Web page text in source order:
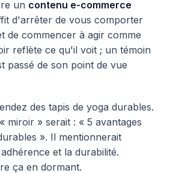
un contenu e-commerce
d'arrêter de vous comporter
de commencer à agir comme
reflète ce qu'il voit ; un témoin
passé de son point de vue
des tapis de yoga durables.
miroir » serait : « 5 avantages
». Il mentionnerait
et la durabilité.
ça en dormant.